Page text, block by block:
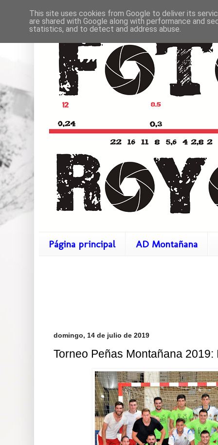
Página principal AD Montañana
domingo, 14 de julio de 2019
Torneo Peñas Montañana
This site uses cookies from Google to deliver its
are shared with Google along with performance and
statistics, and to detect and address abuse.